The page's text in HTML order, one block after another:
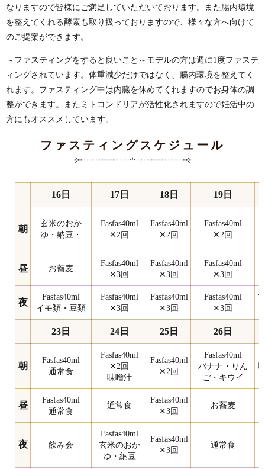
なりますので皆様にご満足していただいております。
また腸内環境
を整えてくれる酵素も取り扱っておりますので、様々な方へ向けて
のご提案ができます。
～ファスティングをすると良いこと～ モデルの方は週に1度ファステ
ィングされています。 体重減少だけではなく、腸内環境を整えてく
れます。 ファスティング中は内臓を休めてくれますのでお身体の調
整ができます。
またミトコンドリアが活性化されますので妊活中の
方にもオススメしています。
ファスティングスケジュール
16日 17日 18日 19日
朝
玄米のおか
ゆ・納豆・
Fasfas40ml
✕2回
Fasfas40ml
✕2回
Fasfas40ml
✕2回
昼 お蕎麦
Fasfas40ml
✕3回
Fasfas40ml
✕3回
Fasfas40ml
✕3回
夜
Fasfas40ml
イモ類・豆類
Fasfas40ml
✕3回
Fasfas40ml
✕3回
Fasfas40ml
✕3回
23日 24日 25日 26日
朝
Fasfas40ml
通常食
Fasfas40ml
✕2回
味噌汁
Fasfas40ml
✕2回
Fasfas40ml
バナナ・りん
ご・キウイ
昼
Fasfas40ml
通常食
通常食
Fasfas40ml
✕3回
お蕎麦
夜 飲み会
Fasfas40ml
玄米のおか
ゆ・納豆
Fasfas40ml
✕3回
通常食